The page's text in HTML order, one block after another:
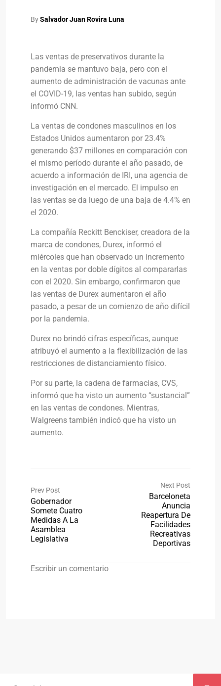
BySalvador Juan Rovira Luna
Las ventas de preservativos durante la
pandemia se mantuvo baja, pero con el
aumento de administración de vacunas ante
el COVID-19, las ventas han subido, según
informó CNN.
La ventas de condones masculinos en los
Estados Unidos aumentaron por 23.4%
generando $37 millones en comparación con
el mismo período durante el año pasado, de
acuerdo a información de IRI, una agencia de
investigación en el mercado. El impulso en
las ventas se da luego de una baja de 4.4% en
el 2020.
La compañía Reckitt Benckiser, creadora de la
marca de condones, Durex, informó el
miércoles que han observado un incremento
en la ventas por doble dígitos al compararlas
con el 2020. Sin embargo, confirmaron que
las ventas de Durex aumentaron el año
pasado, a pesar de un comienzo de año difícil
por la pandemia.
Durex no brindó cifras específicas, aunque
atribuyó el aumento a la flexibilización de las
restricciones de distanciamiento físico.
Por su parte, la cadena de farmacias, CVS,
informó que ha visto un aumento “sustancial”
en las ventas de condones. Mientras,
Walgreens también indicó que ha visto un
aumento.
Prev Post
Gobernador
Somete Cuatro
Medidas A La
Asamblea
Legislativa
Next Post
Barceloneta
Anuncia
Reapertura De
Facilidades
Recreativas
Deportivas
Escribir un comentario